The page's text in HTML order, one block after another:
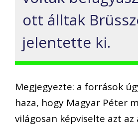
ott álltak
jelentette ki.
Megjegyezte: a források
haza, hogy Magyar Péter
világosan képviselte azt